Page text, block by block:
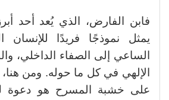
فابن الفارض، الذي يُعد أحد
يمثل نموذجًا فريدًا للإنسان
الساعي إلى الصفاء الداخلي،
الإلهي في كل ما حوله. ومن
على خشبة المسرح هو دعوة